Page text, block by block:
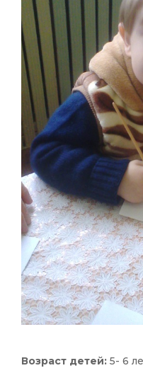
Возраст детей: 5- 6